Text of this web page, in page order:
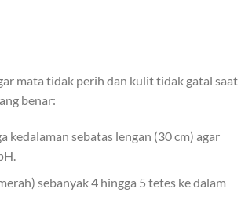
mata tidak perih dan kulit tidak gatal saat
benar:
sebatas lengan (30 cm) agar
sebanyak 4 hingga 5 tetes ke dalam